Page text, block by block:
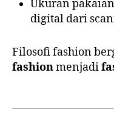
Ukuran
digital dari
Filosofi fashion
fashionmenjadi